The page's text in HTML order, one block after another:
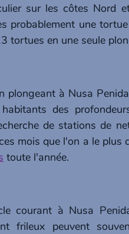
sur les côtes Nord
probablement une
tortues en une seule
plongeant à Nusa
des
de stations de
mois que l'on a le plus
toute l'année.
courant à Nusa
frileux peuvent